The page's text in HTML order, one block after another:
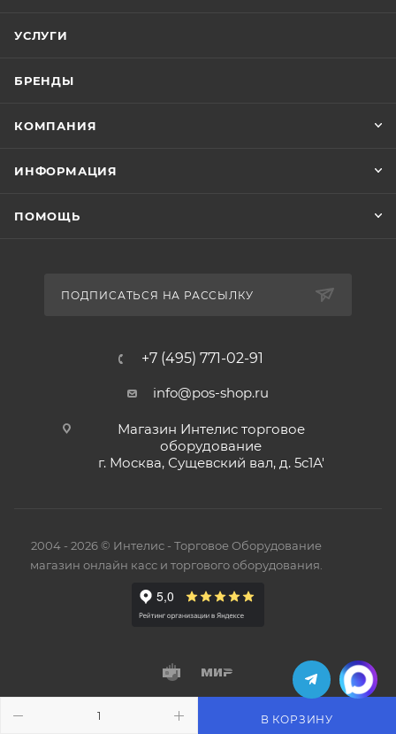
В КОРЗИНУ
УСЛУГИ
БРЕНДЫ
КОМПАНИЯ
ИНФОРМАЦИЯ
ПОМОЩЬ
ПОДПИСАТЬСЯ НА РАССЫЛКУ
+7 (495) 771-02-91
info@pos-shop.ru
Магазин Интелис торговое
оборудование
г. Москва, Сущевский вал, д. 5с1А'
2004 - 2026 © Интелис - Торговое Оборудование
магазин онлайн касс и торгового оборудования.